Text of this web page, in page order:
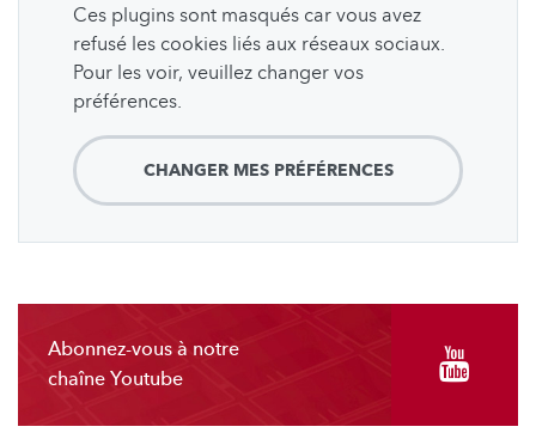
Ces plugins sont masqués car vous avez
refusé les cookies liés aux réseaux sociaux.
Pour les voir, veuillez changer vos
préférences.
CHANGER MES PRÉFÉRENCES
Abonnez-vous à notre
chaîne Youtube